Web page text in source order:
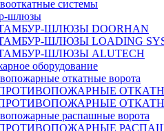
системы
шлюзы
ШЛЮЗЫ DOORHAN
ШЛЮЗЫ LOADING
ШЛЮЗЫ ALUTECH
оборудование
откатные ворота
распашные ворота